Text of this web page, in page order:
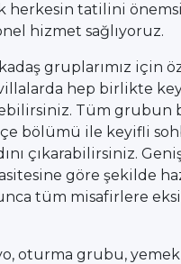
herkesin tatilini
hizmet sağlıyoruz.
gruplarımız için
villalarda hep birlikte
Tüm grubun
bölümü ile keyifli
çıkarabilirsiniz.
göre şekilde
tüm misafirlere
oturma grubu, yemek